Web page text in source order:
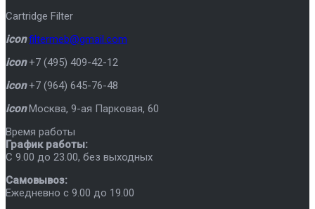
Cartridge Filter
icon filtermeb@gmail.com
icon +7 (495) 409-42-12
icon +7 (964) 645-76-48
icon Москва, 9-ая Парковая, 60
Время работы
График работы:
C 9.00 до 23.00, без выходных
Самовывоз:
Ежедневно с 9.00 до 19.00